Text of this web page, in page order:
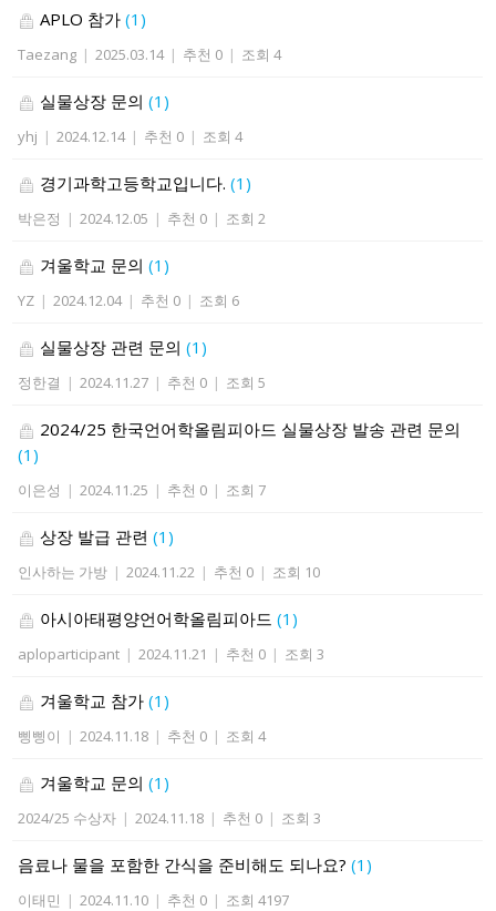
APLO 참가(1)
Taezang | 2025.03.14 | 추천 0 | 조회 4
실물상장 문의(1)
yhj | 2024.12.14 | 추천 0 | 조회 4
경기과학고등학교입니다.(1)
박은정 | 2024.12.05 | 추천 0 | 조회 2
겨울학교 문의(1)
YZ | 2024.12.04 | 추천 0 | 조회 6
실물상장 관련 문의(1)
정한결 | 2024.11.27 | 추천 0 | 조회 5
2024/25 한국언어학올림피아드 실물상장 발송 관련 문의
(1)
이은성 | 2024.11.25 | 추천 0 | 조회 7
상장 발급 관련(1)
인사하는 가방 | 2024.11.22 | 추천 0 | 조회 10
아시아태평양언어학올림피아드(1)
aploparticipant | 2024.11.21 | 추천 0 | 조회 3
겨울학교 참가(1)
삥삥이 | 2024.11.18 | 추천 0 | 조회 4
겨울학교 문의(1)
2024/25 수상자 | 2024.11.18 | 추천 0 | 조회 3
음료나 물을 포함한 간식을 준비해도 되나요?(1)
이태민 | 2024.11.10 | 추천 0 | 조회 4197